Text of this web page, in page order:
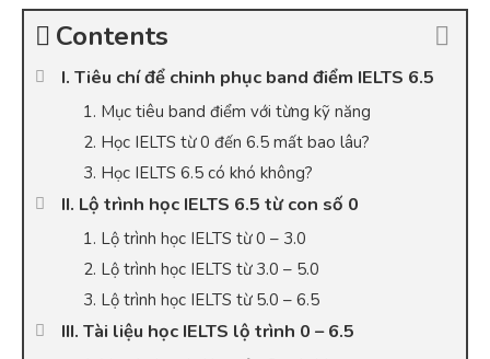
Contents
I. Tiêu chí để chinh phục band điểm IELTS 6.5
1. Mục tiêu band điểm với từng kỹ năng
2. Học IELTS từ 0 đến 6.5 mất bao lâu?
3. Học IELTS 6.5 có khó không?
II. Lộ trình học IELTS 6.5 từ con số 0
1. Lộ trình học IELTS từ 0 – 3.0
2. Lộ trình học IELTS từ 3.0 – 5.0
3. Lộ trình học IELTS từ 5.0 – 6.5
III. Tài liệu học IELTS lộ trình 0 – 6.5